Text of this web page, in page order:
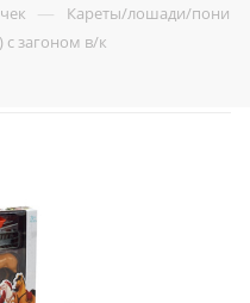
— Кареты/лошади/пони
загоном в/к